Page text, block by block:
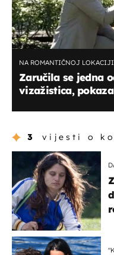
NA ROMANTIČNOJ LOKACIJI
Zaručila se jedna
vizažistica,
3 vijesti o